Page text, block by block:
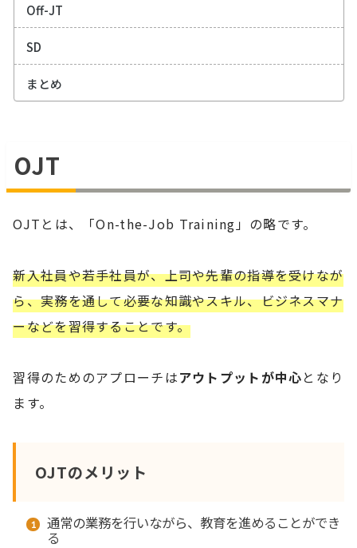
Off-JT
SD
まとめ
OJT
OJTとは、「On-the-Job Training」の略です。
新入社員や若手社員が、上司や先輩の指導を受けなが
ら、実務を通して必要な知識やスキル、ビジネスマナ
ーなどを習得することです。
習得のためのアプローチはアウトプットが中心となり
ます。
OJTのメリット
通常の業務を行いながら、教育を進めることができ
る